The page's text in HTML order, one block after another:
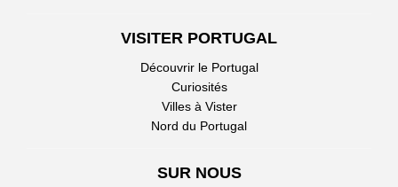
VISITER PORTUGAL
Découvrir le Portugal
Curiosités
Villes à Vister
Nord du Portugal
SUR NOUS